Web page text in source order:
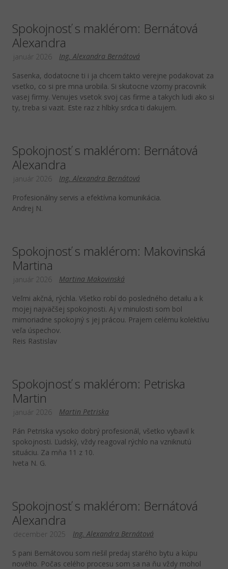
Spokojnosť s maklérom: Bernátová
Alexandra
Ing. Alexandra Bernátová
január 2026
Sasenka, dodatocne ti i ja chcem takto verejne podakovat za
vsetko, co si pre mna urobila. Si skutocne vzorny pracovnik
vasej firmy. Venujes vsetok svoj cas firme a takych ludi ako si
ty, treba si vazit. Este raz z hlbky srdca ti dakujem.
Spokojnosť s maklérom: Bernátová
Alexandra
Ing. Alexandra Bernátová
január 2026
Profesionálny servis a efektívna komunikácia.
Andrej N.
Spokojnosť s maklérom: Makovinská
Martina
Martina Makovinská
január 2026
Veľmi akčná, rýchla. Všetko robí do posledného detailu a k
mojej najväčšej spokojnosti. Aj v minulosti som bol
mimoriadne spokojný s jej prácou. Prajem celému kolektívu
veľa úspechov.
Reis Rastislav
Spokojnosť s maklérom: Petriska
Martin
Martin Petriska
január 2026
Pán Petriska vysoko dobrý profesionál, všetko vybavil k
spokojnosti. Ľudský, vždy reagoval rýchlo na vzniknutú
situáciu. Za mňa 11 z 10.
Iveta N. G.
Spokojnosť s maklérom: Bernátová
Alexandra
Ing. Alexandra Bernátová
december 2025
S pani Bernátovou som riešil predaj starého bytu a kúpu
nového. Počas celého procesu som sa na ňu vždy mohol